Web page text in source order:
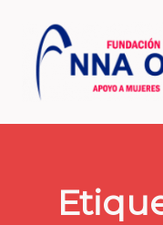
Saltar
contenido